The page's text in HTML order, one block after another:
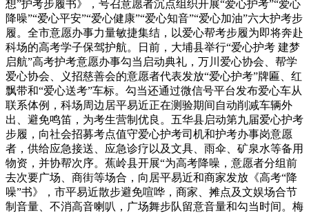
想”护考步履书》，号召意愿者沉点组织开展“爱心护考”“爱心
降噪”“爱心平安”“爱心健康”“爱心知音”“爱心加油”六大护考步
履。全市意愿办事力量敏捷集结，以爱心帮考步履为即将奔赴
科场的高考学子保驾护航。日前，大埔县举行“爱心护考 建梦
启航”高考护考意愿办事勾当启动典礼，万川爱心协会、帮学
爱心协会、义招慈善会的意愿者代表发放“爱心护考”牌匾、红
飘带和“爱心送考”车标。勾当还通过微信号平台发布爱心车从
联系体例，科场周边居平易近正在测验期间自动削减车辆外
出、避免鸣笛，为考生营制优良。五华县启动第九届爱心护考
步履，向社会招募考点值守爱心护考司机和护考办事岗意愿
者，供给应急接送、应急诊疗以及文具、雨伞、矿泉水等备用
物资，并协帮次序。蕉岭县开展“为高考降噪，意愿者分组前
去次要广场、商街等场合，向居平易近和商家发放《高考“降
噪”书》，市平易近散步避免喧哗，商家、摊点及文娱场合节
制音量、不消高音喇叭，广场舞步队留意音量和勾当时间。梅